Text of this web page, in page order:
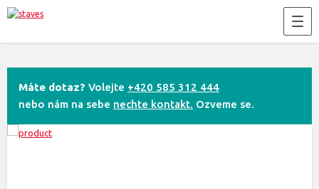
Máte dotaz? Volejte +420 585 312 444
nebo nám na sebe nechte kontakt. Ozveme se.